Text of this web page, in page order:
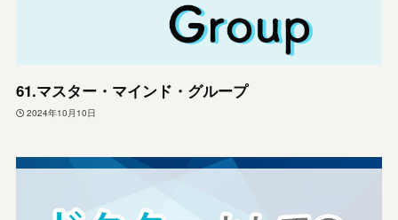
61.マスター・マインド・グループ
2024年10月10日